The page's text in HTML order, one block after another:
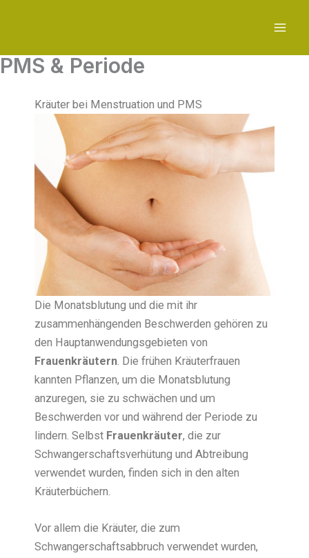
PMS & Periode
Kräuter bei Menstruation und PMS
Die Monatsblutung und die mit ihr
zusammenhängenden Beschwerden gehören zu
den Hauptanwendungsgebieten von
Frauenkräutern. Die frühen Kräuterfrauen
kannten Pflanzen, um die Monatsblutung
anzuregen, sie zu schwächen und um
Beschwerden vor und während der Periode zu
lindern. Selbst Frauenkräuter, die zur
Schwangerschaftsverhütung und Abtreibung
verwendet wurden, finden sich in den alten
Kräuterbüchern.
Vor allem die Kräuter, die zum
Schwangerschaftsabbruch verwendet wurden,